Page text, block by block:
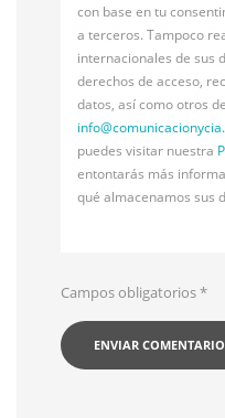
con base en tu
a terceros. Tampoco
internacionales de sus
derechos de acceso,
datos, así como otros
info@
puedes visitar nuestra
entontarás más
qué almacenamos sus
Campos obligatorios*